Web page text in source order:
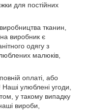
для постійних
тканин,
виробник є
одягу з
малюків,
оплаті, або
улюблені угоди,
у такому випадку
вироби,